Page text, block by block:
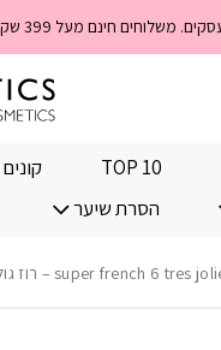
TOP 10
הסרת שיער